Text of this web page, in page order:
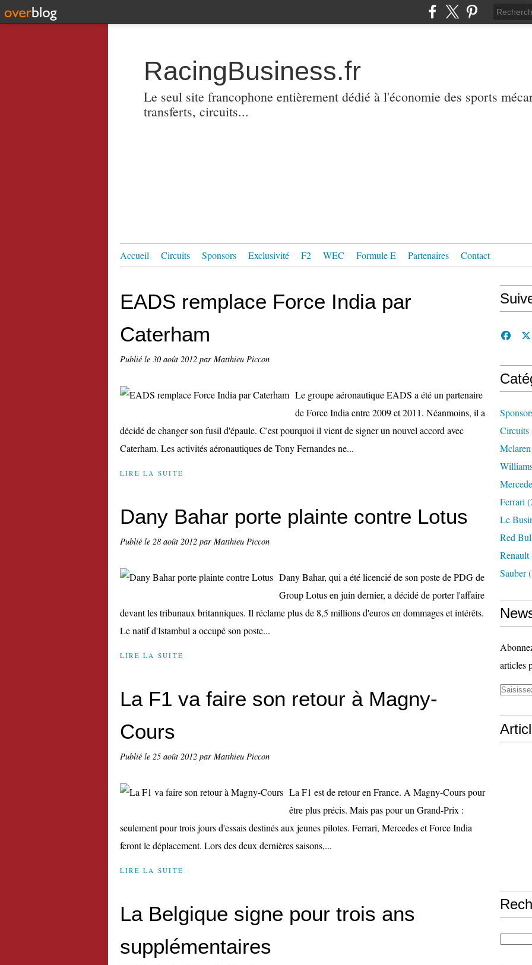
RacingBusiness.fr
Le seul site francophone entièrement dédié à l'économie des sports
transferts, circuits...
Accueil Circuits Sponsors Exclusivité F2 WEC Formule E Partenaires Contact
EADS remplace Force India par
Caterham
Publié le 30 août 2012 par Matthieu Piccon
Le groupe aéronautique EADS a été un partenaire
de Force India entre 2009 et 2011. Néanmoins, il a
décidé de changer son fusil d'épaule. C'est pourquoi il vient de signer un nouvel accord avec
Caterham. Les activités aéronautiques de Tony Fernandes ne...
LIRE LA SUITE
Dany Bahar porte plainte contre Lotus
Publié le 28 août 2012 par Matthieu Piccon
Dany Bahar, qui a été licencié de son poste de PDG de
Group Lotus en juin dernier, a décidé de porter l'affaire
devant les tribunaux britanniques. Il réclame plus de 8,5 millions d'euros en dommages et intérêts.
Le natif d'Istambul a occupé son poste...
LIRE LA SUITE
La F1 va faire son retour à Magny-
Cours
Publié le 25 août 2012 par Matthieu Piccon
La F1 est de retour en France. A Magny-Cours pour
être plus précis. Mais pas pour un Grand-Prix :
seulement pour trois jours d'essais destinés aux jeunes pilotes. Ferrari, Mercedes et Force India
feront le déplacement. Lors des deux dernières saisons,...
LIRE LA SUITE
La Belgique signe pour trois ans
supplémentaires
Circuits
Mclaren
Ferrari
Le
Red
Renault
Sauber
articles